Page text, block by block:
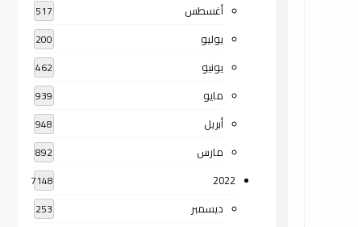
أغسطس 517
يوليو 200
يونيو 462
مايو 939
أبريل 948
مارس 892
2022
7148
ديسمبر 253